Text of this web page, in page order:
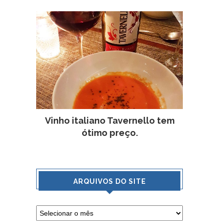
Vinho italiano Tavernello tem
ótimo preço.
ARQUIVOS DO SITE